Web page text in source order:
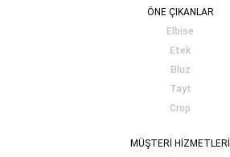
ÖNE ÇIKANLAR
Elbise
Etek
Bluz
Tayt
Crop
MÜŞTERİ HİZMETLERİ